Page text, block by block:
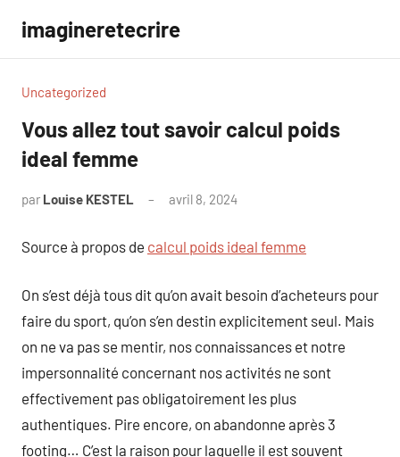
contenu
imagineretecrire
Uncategorized
Vous allez tout savoir calcul poids
ideal femme
par Louise KESTEL avril 8, 2024
Source à propos de calcul poids ideal femme
On s’est déjà tous dit qu’on avait besoin d’acheteurs pour
faire du sport, qu’on s’en destin explicitement seul. Mais
on ne va pas se mentir, nos connaissances et notre
impersonnalité concernant nos activités ne sont
effectivement pas obligatoirement les plus
authentiques. Pire encore, on abandonne après 3
footing… C’est la raison pour laquelle il est souvent